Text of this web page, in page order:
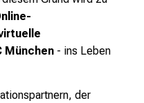
München - ins Leben
der